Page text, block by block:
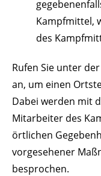
Kampfmittel,
des
Rufen Sie unter
an, um einen
Dabei werden mit
Mitarbeiter des
örtlichen
vorgesehener
besprochen.